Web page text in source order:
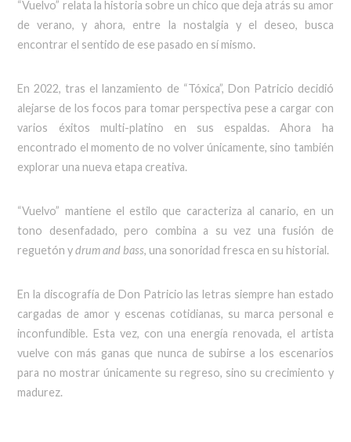
“Vuelvo” relata la historia sobre un chico que deja atrás su amor
de verano, y ahora, entre la nostalgia y el deseo, busca
encontrar el sentido de ese pasado en sí mismo.
En 2022, tras el lanzamiento de “Tóxica”, Don Patricio decidió
alejarse de los focos para tomar perspectiva pese a cargar con
varios éxitos multi-platino en sus espaldas. Ahora ha
encontrado el momento de no volver únicamente, sino también
explorar una nueva etapa creativa.
“Vuelvo” mantiene el estilo que caracteriza al canario, en un
tono desenfadado, pero combina a su vez una fusión de
reguetón ydrum and bass, una sonoridad fresca en su historial.
En la discografía de Don Patricio las letras siempre han estado
cargadas de amor y escenas cotidianas, su marca personal e
inconfundible. Esta vez, con una energía renovada, el artista
vuelve con más ganas que nunca de subirse a los escenarios
para no mostrar únicamente su regreso, sino su crecimiento y
madurez.